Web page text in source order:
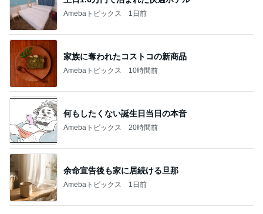
Amebaトピックス 1日前
家族に奪われたコストコの新商品
Amebaトピックス 10時間前
何もしたくない誕生日当日の本音
Amebaトピックス 20時間前
余命宣告後も家に居続ける旦那
Amebaトピックス 1日前